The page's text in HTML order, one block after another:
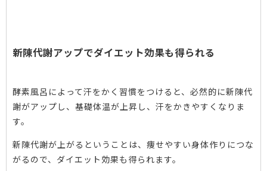
新陳代謝アップでダイエット効果も得られる
酵素風呂によって汗をかく習慣をつけると、必然的に新陳代
謝がアップし、基礎体温が上昇し、汗をかきやすくなりま
す。
新陳代謝が上がるということは、痩せやすい身体作りにつな
がるので、ダイエット効果も得られます。